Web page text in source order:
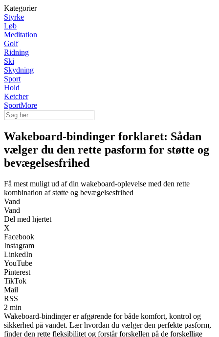
Kategorier
Styrke
Løb
Meditation
Golf
Ridning
Ski
Skydning
Sport
Hold
Ketcher
SportMore
Wakeboard-bindinger forklaret: Sådan
vælger du den rette pasform for støtte og
bevægelsesfrihed
Få mest muligt ud af din wakeboard-oplevelse med den rette
kombination af støtte og bevægelsesfrihed
Vand
Vand
Del med hjertet
X
Facebook
Instagram
LinkedIn
YouTube
Pinterest
TikTok
Mail
RSS
2 min
Wakeboard-bindinger er afgørende for både komfort, kontrol og
sikkerhed på vandet. Lær hvordan du vælger den perfekte pasform,
finder den rette fleksibilitet og forstår forskellen på de forskellige